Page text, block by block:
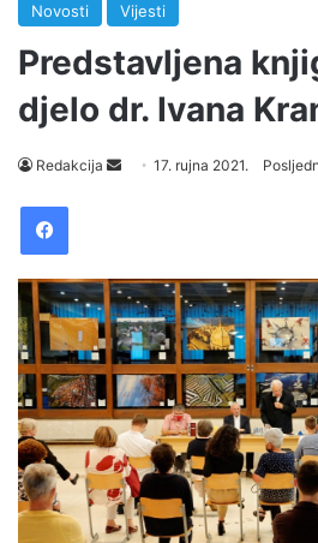
Novosti Vijesti
Predstavljena
djelo dr. Ivana
Redakcija
Send17. rujna 2021.
Facebook